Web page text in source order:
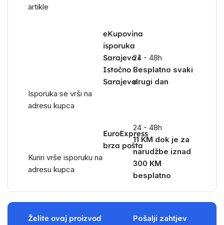
artikle
eKupovina
isporuka
Sarajevo i
Istočno
Sarajevo
Isporuka se vrši na
adresu kupca
24 - 48h
Besplatno svaki
drugi dan
EuroExpress
brza pošta
Kuriri vrše isporuku na
adresu kupca
24 - 48h
11 KM dok je za
narudžbe iznad
300 KM
besplatno
Želite ovaj proizvod
Pošalji zahtjev